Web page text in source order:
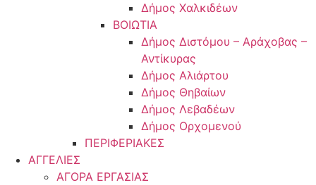
Δήμος Χαλκιδέων
ΒΟΙΩΤΙΑ
Δήμος Διστόμου – Αράχοβας –
Αντίκυρας
Δήμος Αλιάρτου
Δήμος Θηβαίων
Δήμος Λεβαδέων
Δήμος Ορχομενού
ΠΕΡΙΦΕΡΙΑΚΕΣ
ΑΓΓΕΛΙΕΣ
ΑΓΟΡΑ ΕΡΓΑΣΙΑΣ